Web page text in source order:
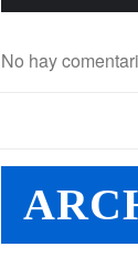
No hay